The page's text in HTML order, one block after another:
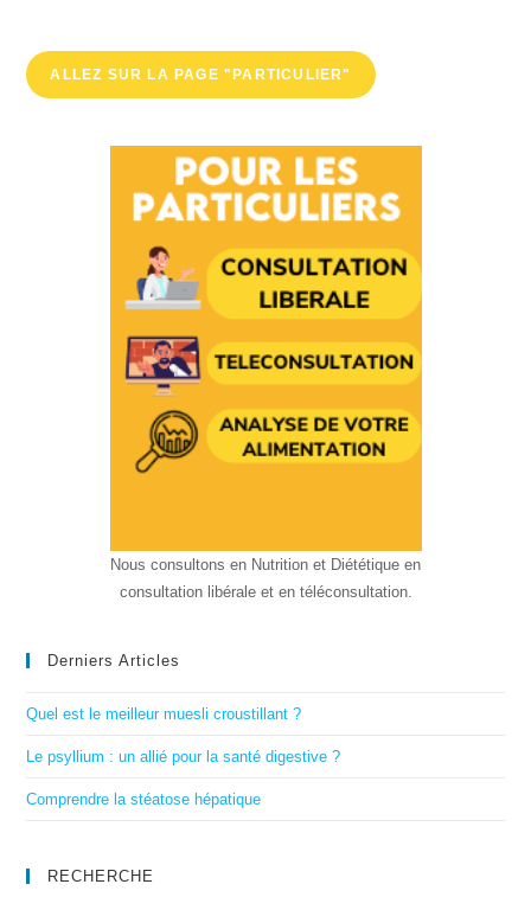
ALLEZ SUR LA PAGE "PARTICULIER"
Nous consultons en Nutrition et Diététique en
consultation libérale et en téléconsultation.
Derniers Articles
Quel est le meilleur muesli croustillant ?
Le psyllium : un allié pour la santé digestive ?
Comprendre la stéatose hépatique
RECHERCHE